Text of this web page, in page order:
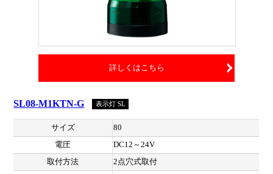
詳しくはこちら
SL08-M1KTN-G 表示灯 SL
サイズ
80
電圧
DC12～24V
取付方法
2点穴式取付